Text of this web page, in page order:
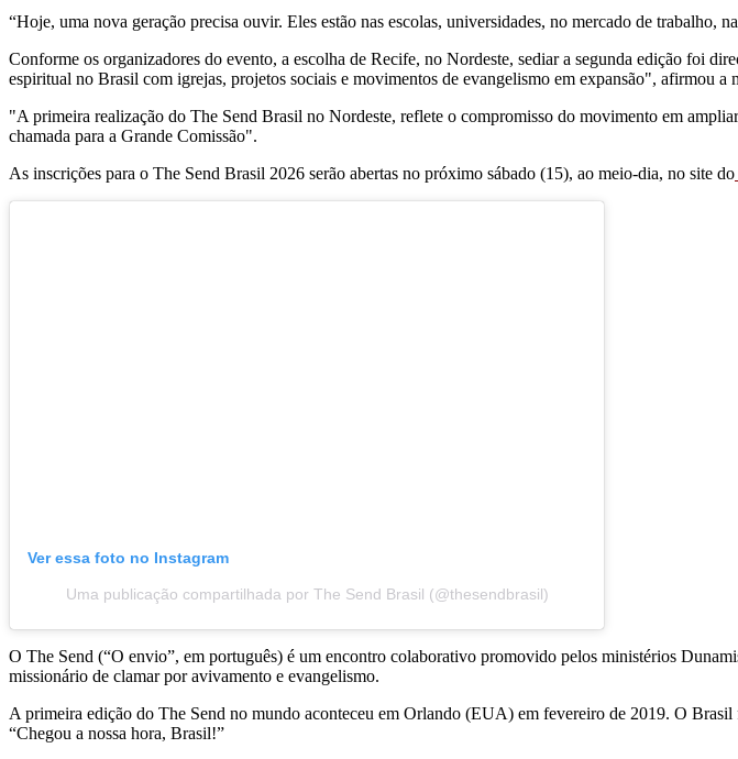
“Hoje, uma nova geração precisa ouvir. Eles estão nas escolas, universidades, no mercado de trabalho,
Conforme os organizadores do evento, a escolha de Recife, no Nordeste, sediar a segunda edição foi
espiritual no Brasil com igrejas, projetos sociais e movimentos de evangelismo em expansão", afirmou a
"A primeira realização do The Send Brasil no Nordeste, reflete o compromisso do movimento em
chamada para a Grande Comissão".
As inscrições para o The Send Brasil 2026 serão abertas no próximo sábado (15), ao meio-dia, no site do
Ver essa foto no Instagram
Uma publicação compartilhada por The Send Brasil (@thesendbrasil)
O The Send (“O envio”, em português) é um encontro colaborativo promovido pelos ministérios
missionário de clamar por avivamento e evangelismo.
A primeira edição do The Send no mundo aconteceu em Orlando (EUA) em fevereiro de 2019. O
“Chegou a nossa hora, Brasil!”